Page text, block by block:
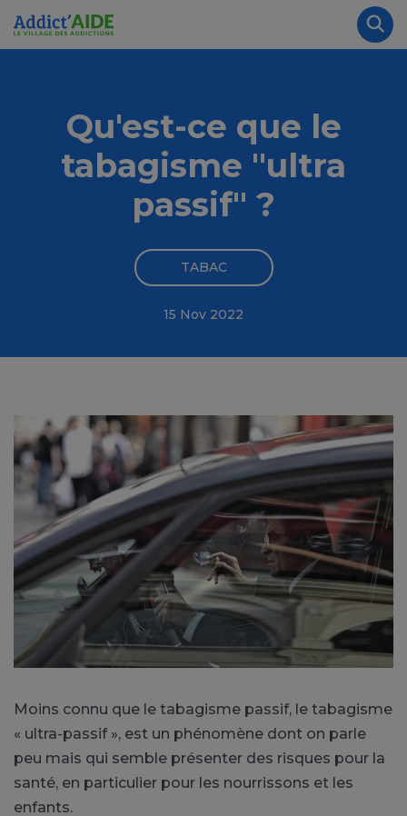
Aller au contenu principal
Qu'est-ce que le
tabagisme "ultra
passif" ?
TABAC
15 Nov 2022
Moins connu que le tabagisme passif, le tabagisme
« ultra-passif », est un phénomène dont on parle
peu mais qui semble présenter des risques pour la
santé, en particulier pour les nourrissons et les
enfants.
Panneau de gestion des cookies